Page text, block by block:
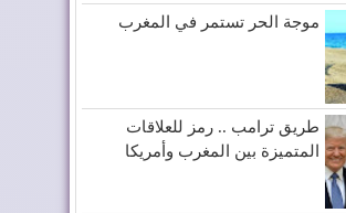
موجة الحر تستمر في المغرب
طريق ترامب .. رمز للعلاقات
المتميزة بين المغرب وأمريكا